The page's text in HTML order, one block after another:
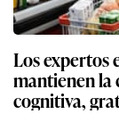
Los expertos
mantienen la
cognitiva,